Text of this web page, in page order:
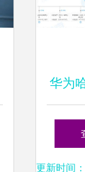
华为
入股
电子
更新时间